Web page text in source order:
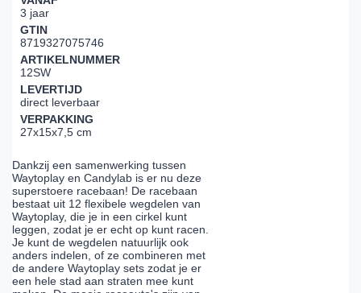
3 jaar
GTIN
8719327075746
ARTIKELNUMMER
12SW
LEVERTIJD
direct leverbaar
VERPAKKING
27x15x7,5 cm
Dankzij een samenwerking tussen
Waytoplay en Candylab is er nu deze
superstoere racebaan! De racebaan
bestaat uit 12 flexibele wegdelen van
Waytoplay, die je in een cirkel kunt
leggen, zodat je er echt op kunt racen.
Je kunt de wegdelen natuurlijk ook
anders indelen, of ze combineren met
de andere Waytoplay sets zodat je er
een hele stad aan straten mee kunt